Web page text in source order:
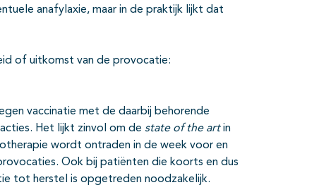
anafylaxie, maar in de praktijk lijkt dat
of uitkomst van de provocatie:
vaccinatie met de daarbij behorende
Het lijkt zinvol om de state of the artin
wordt ontraden in de week voor en
Ook bij patiënten die koorts en dus
tot herstel is opgetreden noodzakelijk.